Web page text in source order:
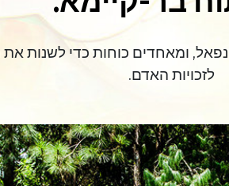
ומאחדים כוחות כדי לשנות
לזכויות האדם.